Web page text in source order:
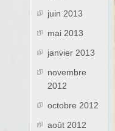
juin 2013
mai 2013
janvier 2013
novembre
2012
octobre 2012
août 2012